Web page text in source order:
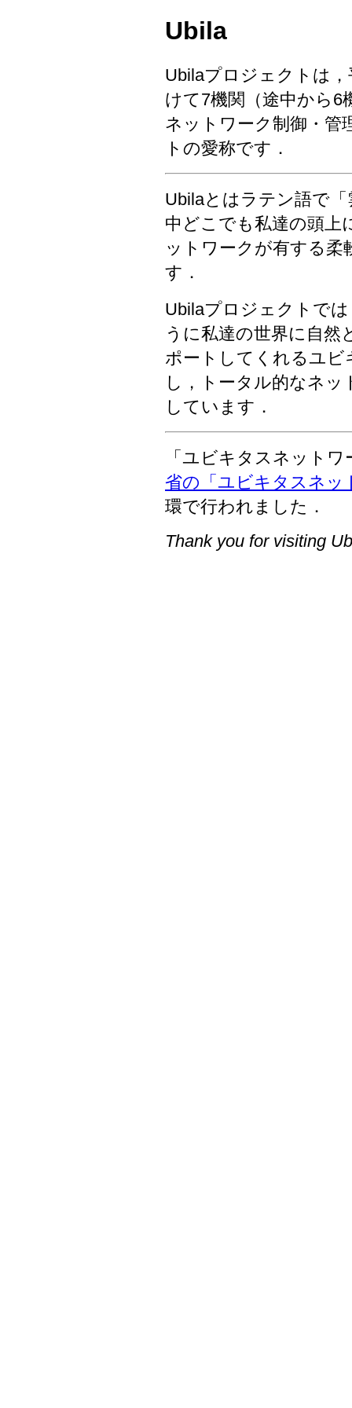
Ubila
Ubilaプロジェクトは
けて7機関（途中から6
ネットワーク制御・管
トの愛称です．
Ubilaとはラテン語で
中どこでも私達の頭上
ットワークが有する柔
す．
Ubilaプロジェクトで
うに私達の世界に自然
ポートしてくれるユビ
し，トータル的なネ
しています．
「ユビキタスネット
省の「ユビキタスネッ
環で行われました．
Thank you for visiting